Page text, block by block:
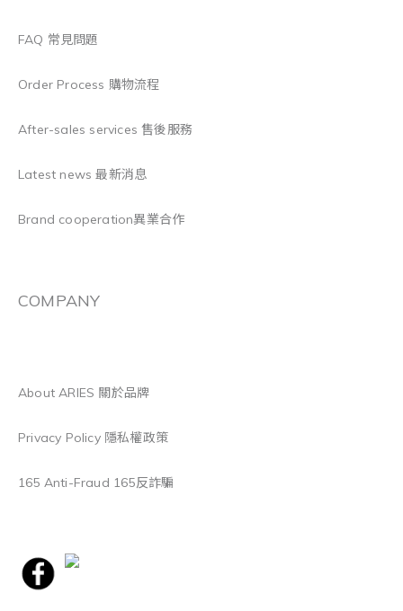
FAQ 常見問題
Order Process 購物流程
After-sales services 售後服務
Latest news 最新消息
Brand cooperation異業合作
COMPANY
About ARIES 關於品牌
Privacy Policy 隱私權政策
165 Anti-Fraud 165反詐騙